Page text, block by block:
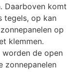
Daarboven komt
tegels, op kan
op
klemmen.
de open
zonnepanelen